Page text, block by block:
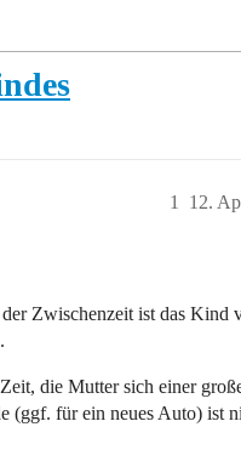
12.
1
Zwischenzeit ist das Kind
die Mutter sich einer
(ggf. für ein neues Auto) ist